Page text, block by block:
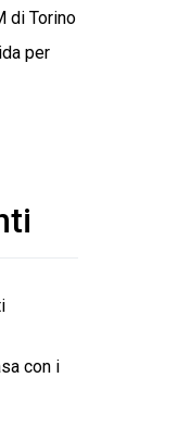
di Torino
per
con i